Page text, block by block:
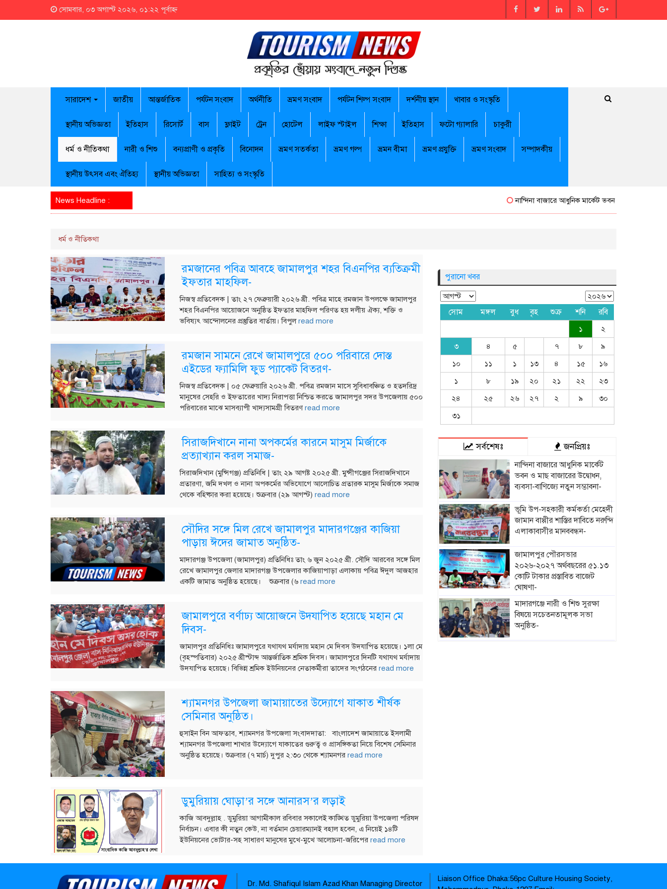
সোমবার, ০৩ অগাস্ট ২০২৬, ০১:২২ পূর্বাহ্ন
সারাদেশ জাতীয় আন্তর্জাতিক পর্যটন সংবাদ অর্থনীতি ভ্রমণ সংবাদ পর্যটন শিল্প সংবাদ দর্শনীয় স্থান খাবার ও সংস্কৃতি
স্থানীয় অভিজ্ঞতা ইতিহাস রিসোর্ট বাস ফ্লাইট ট্রেন হোটেল লাইফ স্টাইল শিক্ষা ইতিহাস ফটো গ্যালারি চাকুরী
ধর্ম ও নীতিকথা নারী ও শিশু বন্যপ্রাণী ও প্রকৃতি বিনোদন ভ্রমণ সতর্কতা ভ্রমণ গল্প ভ্রমন বীমা ভ্রমণ প্রযুক্তি ভ্রমণ সংবাদ সম্পাদকীয়
স্থানীয় উৎসব এবং ঐতিহ্য স্থানীয় অভিজ্ঞতা সাহিত্য ও সংস্কৃতি
News Headline : নান্দিনা বাজারে আধুনিক মার্কেট ভবন ও মাছ বাজারের
ধর্ম ও নীতিকথা
রমজানের পবিত্র আবহে জামালপুর শহর বিএনপির ব্যতিক্রমী
ইফতার মাহফিল-
নিজস্ব প্রতিবেদক | তাং ২৭ ফেব্রুয়ারী ২০২৬ খ্রী. পবিত্র মাহে রমজান উপলক্ষে জামালপুর
শহর বিএনপির আয়োজনে অনুষ্ঠিত ইফতার মাহফিল পরিণত হয় দলীয় ঐক্য, শক্তি ও
ভবিষ্যৎ আন্দোলনের প্রস্তুতির বার্তায়। বিপুলread more
রমজান সামনে রেখে জামালপুরে ৫০০ পরিবারে দোস্ত
এইডের ফ্যামিলি ফুড প্যাকেট বিতরণ-
নিজস্ব প্রতিবেদক | ০৫ ফেব্রুয়ারি ২০২৬ খ্রী. পবিত্র রমজান মাসে সুবিধাবঞ্চিত ও হতদরিদ্র
মানুষের সেহরি ও ইফতারের খাদ্য নিরাপত্তা নিশ্চিত করতে জামালপুর সদর উপজেলায় ৫০০
পরিবারের মাঝে মাসব্যাপী খাদ্যসামগ্রী বিতরণread more
সিরাজদিখানে নানা অপকর্মের কারনে মাসুম মির্জাকে
প্রত্যাখ্যান করল সমাজ-
সিরাজদিখান (মুন্সিগঞ্জ) প্রতিনিধি | তাং ২৯ আগষ্ট ২০২৫ খ্রী. মুন্সীগঞ্জের সিরাজদিখানে
প্রতারণা, জমি দখল ও নানা অপকর্মের অভিযোগে আলোচিত প্রতারক মাসুম মির্জাকে সমাজ
থেকে বহিষ্কার করা হয়েছে। শুক্রবার (২৯ আগস্ট) read more
সৌদির সঙ্গে মিল রেখে জামালপুর মাদারগঞ্জের কাজিয়া
পাড়ায় ঈদের জামাত অনুষ্ঠিত-
মাদারগঞ্জ উপজেলা (জামালপুর) প্রতিনিধিঃ তাং ৬ জুন ২০২৫ খ্রী. সৌদি আরবের সঙ্গে মিল
রেখে জামালপুর জেলার মাদারগঞ্জ উপজেলার কাজিয়াপাড়া এলাকায় পবিত্র ঈদুল আজহার
একটি জামাত অনুষ্ঠিত হয়েছে। শুক্রবার (৬ read more
জামালপুরে বর্ণাঢ্য আয়োজনে উদযাপিত হয়েছে মহান মে
দিবস-
জামালপুর প্রতিনিধিঃ জামালপুরে যথাযথ মর্যাদায় মহান মে দিবস উদযাপিত হয়েছে। ১লা মে
(বৃহস্পতিবার) ২০২৫ খ্রীস্টাব্দ আন্তর্জাতিক শ্রমিক দিবস। জামালপুরে দিনটি যথাযথ মর্যাদায়
উদযাপিত হয়েছে। বিভিন্ন শ্রমিক ইউনিয়নের নেতাকর্মীরা তাদের সংগঠনের read more
শ্যামনগর উপজেলা জামায়াতের উদ্যোগে যাকাত শীর্ষক
সেমিনার অনুষ্ঠিত।
হুসাইন বিন আফতাব, শ্যামনগর উপজেলা সংবাদদাতা: বাংলাদেশ জামায়াতে ইসলামী
শ্যামনগর উপজেলা শাখার উদ্যোগে যাকাতের গুরুত্ব ও প্রাসঙ্গিকতা নিয়ে বিশেষ সেমিনার
অনুষ্ঠিত হয়েছে। শুক্রবার (৭ মার্চ) দুপুর ২:৩০ থেকে শ্যামনগর read more
ডুমুরিয়ায় ঘোড়া’র সঙ্গে আনারস’র লড়াই
কাজি আবদুল্লাহ . ডুমুরিয়া আগামীকাল রবিবার সকালেই কাঙ্খিত ডুমুরিয়া উপজেলা পরিষদ
নির্বাচন। এবার কী নতুন কেউ, না বর্তমান চেয়ারম্যানই বহাল হবেন, এ নিয়েই ১৪টি
ইউনিয়নের ভোটার-সহ সাধারণ মানুষের মুখে-মুখে আলোচনা-জরিপের read more
পুরানো খবর
সোম মঙ্গল বুধ বৃহ শুক্র শনি রবি
১
২
৩
৪ ৫ ৭ ৮
৯
১০
১১ ১ ১৩ ৪ ১৫
১৬
১
৮ ১৯ ২০ ২১ ২২
২৩
২৪
২৫ ২৬ ২৭ ২ ৯
৩০
৩১
সর্বশেষঃ জনপ্রিয়ঃ
নান্দিনা বাজারে আধুনিক মার্কেট
ভবন ও মাছ বাজারের উদ্বোধন,
ব্যবসা-বাণিজ্যে নতুন সম্ভাবনা-
ভূমি উপ-সহকারী কর্মকর্তা মেহেদী
জামান বাপ্পীর শাস্তির দাবিতে নরুন্দি
এলাকাবাসীর মানববন্ধন-
জামালপুর পৌরসভার
২০২৬-২০২৭ অর্থবছরের ৫১.১৩
কোটি টাকার প্রস্তাবিত বাজেট
ঘোষণা-
মাদারগঞ্জে নারী ও শিশু সুরক্ষা
বিষয়ে সচেতনতামূলক সভা
অনুষ্ঠিত-
জামালপুর সদরে ২৫ পিস ইয়াবাসহ
Dr. Md. Shafiqul Islam Azad Khan Managing Director
Liaison Office Dhaka:56pc Culture Housing Society,